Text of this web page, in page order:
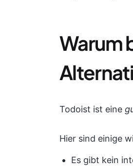
Warum
Todoist ist eine
Hier sind einige
Es gibt kein